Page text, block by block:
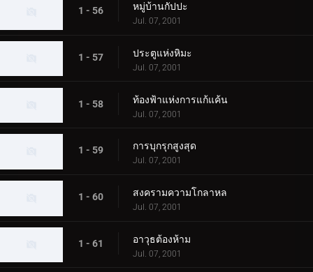
1 - 56 หมู่บ้านกัปปะ
Jul. 07, 2001
1 - 57 ประตูแห่งหิมะ
Jul. 07, 2001
1 - 58 ท้องฟ้าแห่งการแก้แค้น
Jul. 07, 2001
1 - 59 การบุกรุกสูงสุด
Jul. 07, 2001
1 - 60 สงครามความโกลาหล
Jul. 07, 2001
1 - 61 อาวุธต้องห้าม
Jul. 07, 2001